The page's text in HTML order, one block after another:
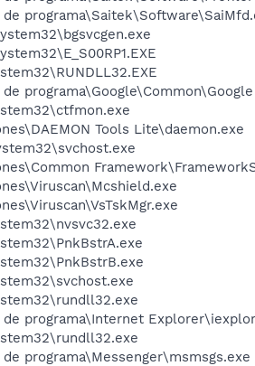
de
Tools Lite\daemon.exe
de programa\Internet
programa\Messenger\msmsgs.exe